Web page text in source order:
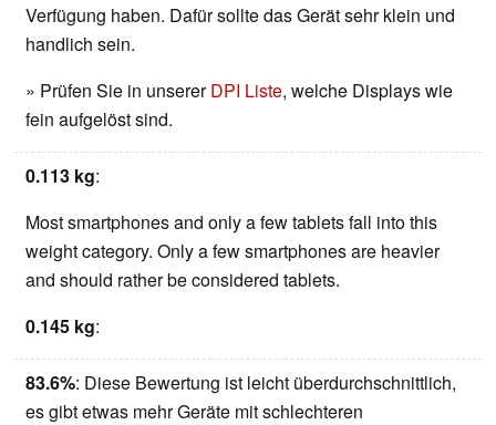
Verfügung haben. Dafür sollte das Gerät sehr klein und
handlich sein.
» Prüfen Sie in unsererDPI Liste, welche Displays wie
fein aufgelöst sind.
0.113 kg:
Most smartphones and only a few tablets fall into this
weight category. Only a few smartphones are heavier
and should rather be considered tablets.
0.145 kg:
83.6%: Diese Bewertung ist leicht überdurchschnittlich,
es gibt etwas mehr Geräte mit schlechteren